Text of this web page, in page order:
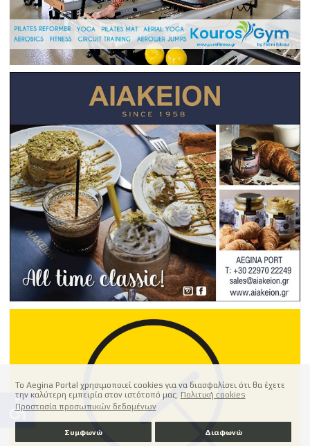
Το Aegina Portal χρησιμοποιεί cookies για να διασφαλίσει ότι θα έχετε
την καλύτερη εμπειρία στον ιστότοπό μας. Πολιτική cookies
Προστασία προσωπικών δεδομένων
Συμφωνώ Διαφωνώ
accessible